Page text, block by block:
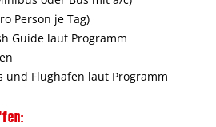
Person je Tag)
Guide laut Programm
und Flughafen laut Programm